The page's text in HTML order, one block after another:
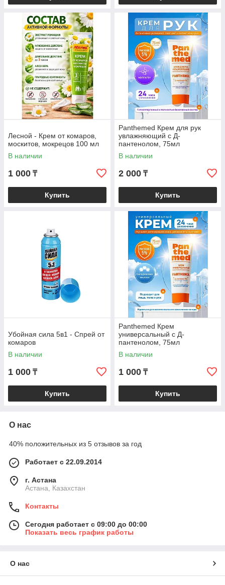
Лесной - Крем от комаров,
москитов, мокрецов 100 мл
В наличии
1 000 ₸
Купить
Panthemed Крем для рук
увлажняющий с Д-
пантенолом, 75мл
В наличии
2 000 ₸
Купить
Убойная сила 5в1 - Спрей от
комаров
В наличии
1 000 ₸
Купить
Panthemed Крем
универсальный с Д-
пантенолом, 75мл
В наличии
1 000 ₸
Купить
О нас
40% положительных из 5 отзывов за год
Работает с 22.09.2014
г. Астана
Астана, Казахстан
Контакты
Сегодня работает с 09:00 до 00:00
Показать весь график работы
О нас